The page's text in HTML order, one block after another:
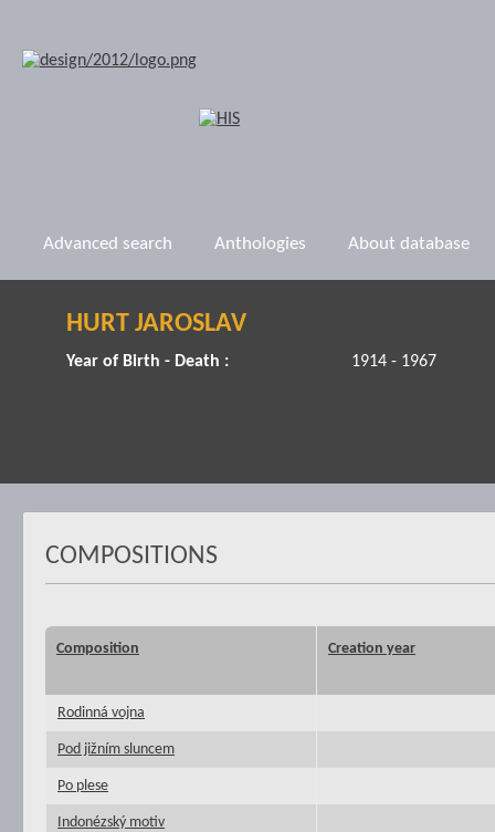
Advanced search Anthologies About database
HURT JAROSLAV
Year of Birth - Death : 1914 - 1967
COMPOSITIONS
Composition Creation year
Rodinná vojna
Pod jižním sluncem
Po plese
Indonézský motiv